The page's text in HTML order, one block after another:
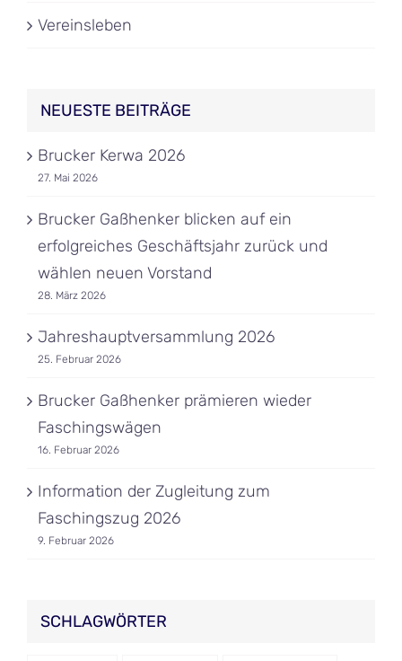
Vereinsleben
NEUESTE BEITRÄGE
Brucker Kerwa 2026
27. Mai 2026
Brucker Gaßhenker blicken auf ein
erfolgreiches Geschäftsjahr zurück und
wählen neuen Vorstand
28. März 2026
Jahreshauptversammlung 2026
25. Februar 2026
Brucker Gaßhenker prämieren wieder
Faschingswägen
16. Februar 2026
Information der Zugleitung zum
Faschingszug 2026
9. Februar 2026
SCHLAGWÖRTER